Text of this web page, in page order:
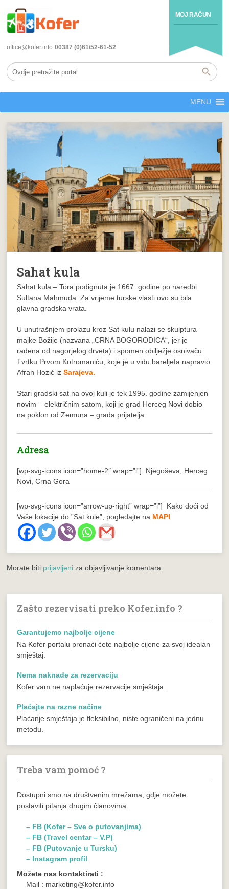
MOJ RAČUN
office@kofer.info 00387 (0)61/52-61-52
MENU
Sahat kula
Sahat kula – Tora podignuta je 1667. godine po naredbi
Sultana Mahmuda. Za vrijeme turske vlasti ovo su bila
glavna gradska vrata.
U unutrašnjem prolazu kroz Sat kulu nalazi se skulptura
majke Božije (nazvana „CRNA BOGORODICA“, jer je
rađena od nagorjelog drveta) i spomen obilježje osnivaču
Tvrtku Prvom Kotromaniću, koje je u vidu bareljefa napravio
Afran Hozić izSarajeva.
Stari gradski sat na ovoj kuli je tek 1995. godine zamijenjen
novim – električnim satom, koji je grad Herceg Novi dobio
na poklon od Zemuna – grada prijatelja.
Adresa
[wp-svg-icons icon=”home-2″ wrap=”i”] Njegoševa, Herceg
Novi, Crna Gora
[wp-svg-icons icon=”arrow-up-right” wrap=”i”] Kako doći od
Vaše lokacije do ”Sat kule”, pogledajte na MAPI
Morate biti prijavljeni za objavljivanje komentara.
Zašto rezervisati preko Kofer.info ?
Garantujemo najbolje cijene
Na Kofer portalu pronaći ćete najbolje cijene za svoj idealan
smještaj.
Nema naknade za rezervaciju
Kofer vam ne naplaćuje rezervacije smještaja.
Plaćajte na razne načine
Plaćanje smještaja je fleksibilno, niste ograničeni na jednu
metodu.
Treba vam pomoć ?
Dostupni smo na društvenim mrežama, gdje možete
postaviti pitanja drugim članovima.
– FB (Kofer – Sve o putovanjima)
– FB (Travel centar – V.P)
– FB (Putovanje u Tursku)
– Instagram profil
Možete nas kontaktirati :
Mail : marketing@kofer.info